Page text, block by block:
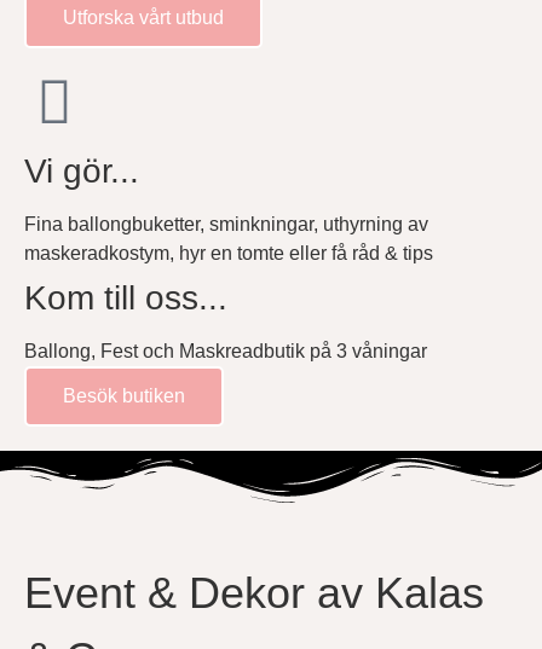
Utforska vårt utbud
Vi gör...
Fina ballongbuketter, sminkningar, uthyrning av
maskeradkostym, hyr en tomte eller få råd & tips
Kom till oss...
Ballong, Fest och Maskreadbutik på 3 våningar
Besök butiken
Event & Dekor av Kalas